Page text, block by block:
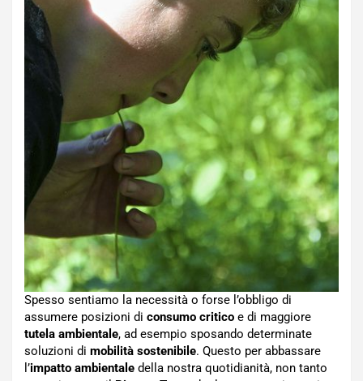
Spesso sentiamo la necessità o forse l’obbligo di
assumere posizioni di consumo critico e di maggiore
tutela ambientale, ad esempio sposando determinate
soluzioni di mobilità sostenibile. Questo per abbassare
l’impatto ambientale della nostra quotidianità, non tanto